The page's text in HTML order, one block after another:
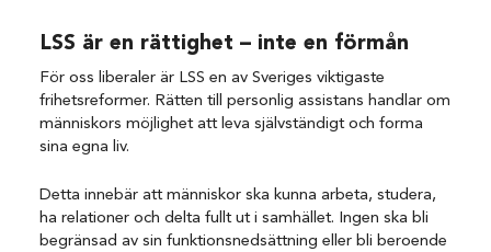
LSS är en rättighet – inte en förmån
För oss liberaler är LSS en av Sveriges viktigaste
frihetsreformer. Rätten till personlig assistans handlar om
människors möjlighet att leva självständigt och forma
sina egna liv.
Detta innebär att människor ska kunna arbeta, studera,
ha relationer och delta fullt ut i samhället. Ingen ska bli
begränsad av sin funktionsnedsättning eller bli beroende